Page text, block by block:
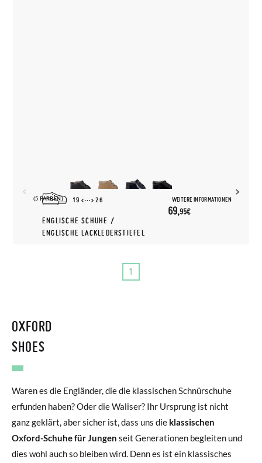
(5 FARBEN) WEITERE INFORMATIONEN
19 26
ENGLISCHE SCHUHE /
ENGLISCHE LACKLEDERSTIEFEL
69,95€
1
OXFORD
SHOES
Waren es die Engländer, die die klassischen Schnürschuhe
erfunden haben? Oder die Waliser? Ihr Ursprung ist nicht
ganz geklärt, aber sicher ist, dass uns die klassischen
Oxford-Schuhe für Jungen seit Generationen begleiten und
dies wohl auch so bleiben wird. Denn es ist ein klassisches